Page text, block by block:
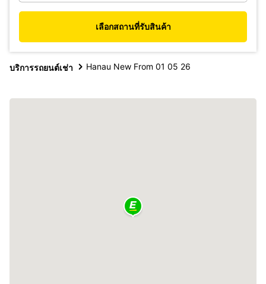
เลือกสถานที่รับสินค้า
บริการรถยนต์เช่า Hanau New From 01 05 26